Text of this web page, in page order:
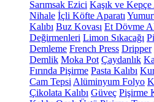
Sarımsak Ezici Kaşık ve Kepçe
Nihale İçli Köfte Aparatı
Kalıbı Buz Kovası Et Dövme
Değirmenleri Limon Sıkacağı
Demleme French Press Dripper
Demlik Moka Pot Çaydanlık
Fırında Pişirme Pasta Kalıbı
Cam Tepsi Alüminyum Folyo
Çikolata Kalıbı Güveç Pişirme